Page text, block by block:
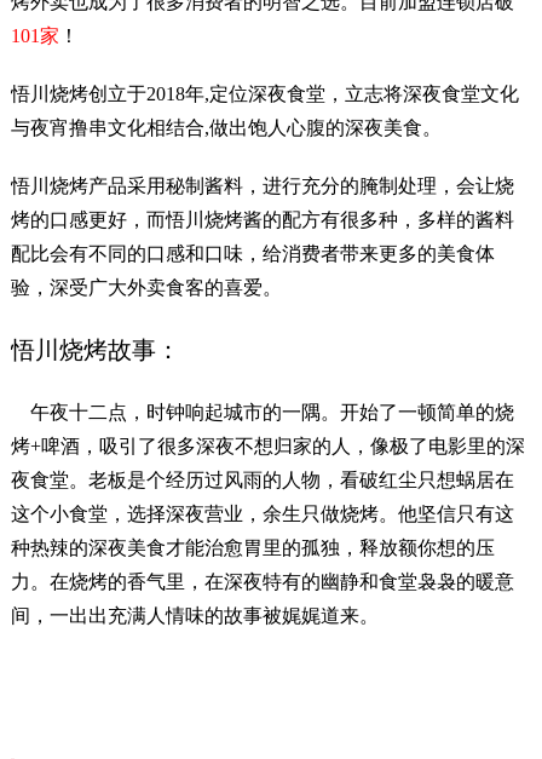
101家 ！
悟川烧烤创立于2018年,定位深夜食堂，立志将深夜食堂文化
与夜宵撸串文化相结合,做出饱人心腹的深夜美食。
悟川烧烤产品采用秘制酱料，进行充分的腌制处理，会让烧
烤的口感更好，而悟川烧烤酱的配方有很多种，多样的酱料
配比会有不同的口感和口味，给消费者带来更多的美食体
验，深受广大外卖食客的喜爱。
悟川烧烤故事：
午夜十二点，时钟响起城市的一隅。开始了一顿简单的烧
烤+啤酒，吸引了很多深夜不想归家的人，像极了电影里的深
夜食堂。老板是个经历过风雨的人物，看破红尘只想蜗居在
这个小食堂，选择深夜营业，余生只做烧烤。他坚信只有这
种热辣的深夜美食才能治愈胃里的孤独，释放额你想的压
力。在烧烤的香气里，在深夜特有的幽静和食堂袅袅的暖意
间，一出出充满人情味的故事被娓娓道来。